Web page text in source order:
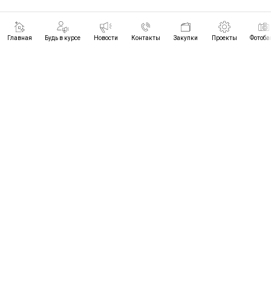
Главная Будь в курсе Новости Контакты Закупки Проекты